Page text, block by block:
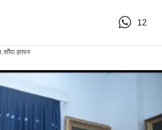
12
ज्ञापन